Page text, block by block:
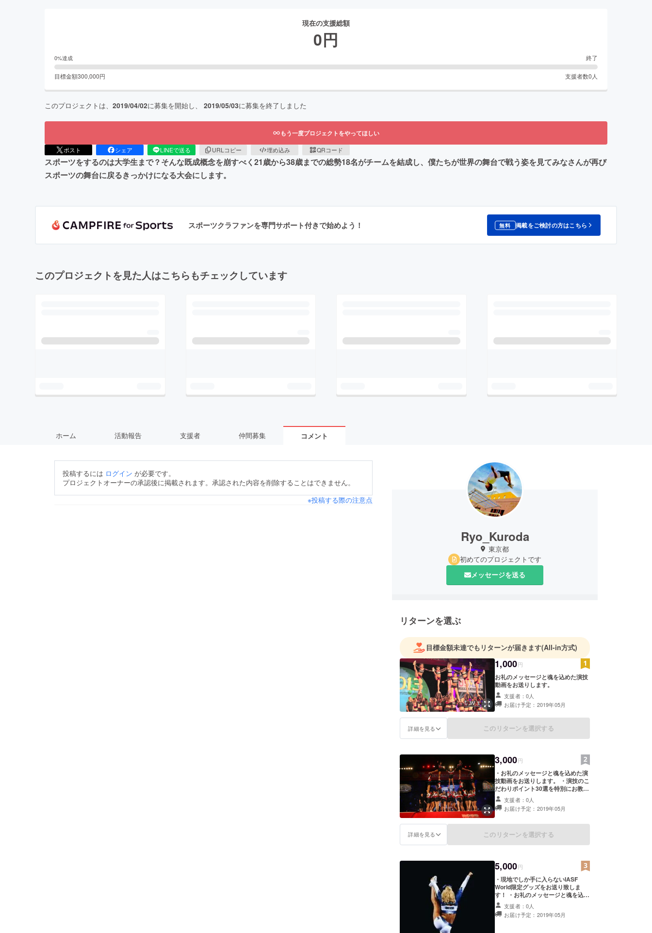
現在の支援総額
0円
0%達成 終了
目標金額300,000円 支援者数0 人
このプロジェクトは、 2019/04/02に募集を開始し、 2019/05/03に募集を終了しました
もう一度プロジェクトをやってほしい
ポスト シェア LINEで送る URLコピー 埋め込み QRコード
スポーツをするのは大学生まで？そんな既成概念を崩すべく21歳から38歳までの総勢18名がチームを結成し、僕たちが世界の舞台で戦う姿を見てみなさんが再び
スポーツの舞台に戻るきっかけになる大会にします。
スポーツクラファンを専門サポート付きで始めよう！ 無料 掲載をご検討の方はこちら
このプロジェクトを見た人はこちらもチェックしています
ホーム 活動報告 支援者 仲間募集 コメント
投稿するには ログイン が必要です。
プロジェクトオーナーの承認後に掲載されます。承認された内容を削除することはできません。
※投稿する際の注意点
Ryo_Kuroda
東京都
初めてのプロジェクトです
メッセージを送る
リターンを選ぶ
目標金額未達でもリターンが届きます(All-in方式)
1,000円
お礼のメッセージと魂を込めた演技
動画をお送りします。
支援者：0人
お届け予定：2019年05月
詳細を見る このリターンを選択する
3,000円
・お礼のメッセージと魂を込めた演
技動画をお送りします。 ・演技のこ
だわりポイント30選を特別にお教え
します！
支援者：0人
お届け予定：2019年05月
詳細を見る このリターンを選択する
5,000円
・現地でしか手に入らないIASF
World限定グッズをお送り致しま
す！ ・お礼のメッセージと魂を込め
た演技動画をお送りします。 ・演技
のこだわりポイント30選を特別にお
教えします！ 現地で購入した商品を
支援者：0人
お届け予定：2019年05月